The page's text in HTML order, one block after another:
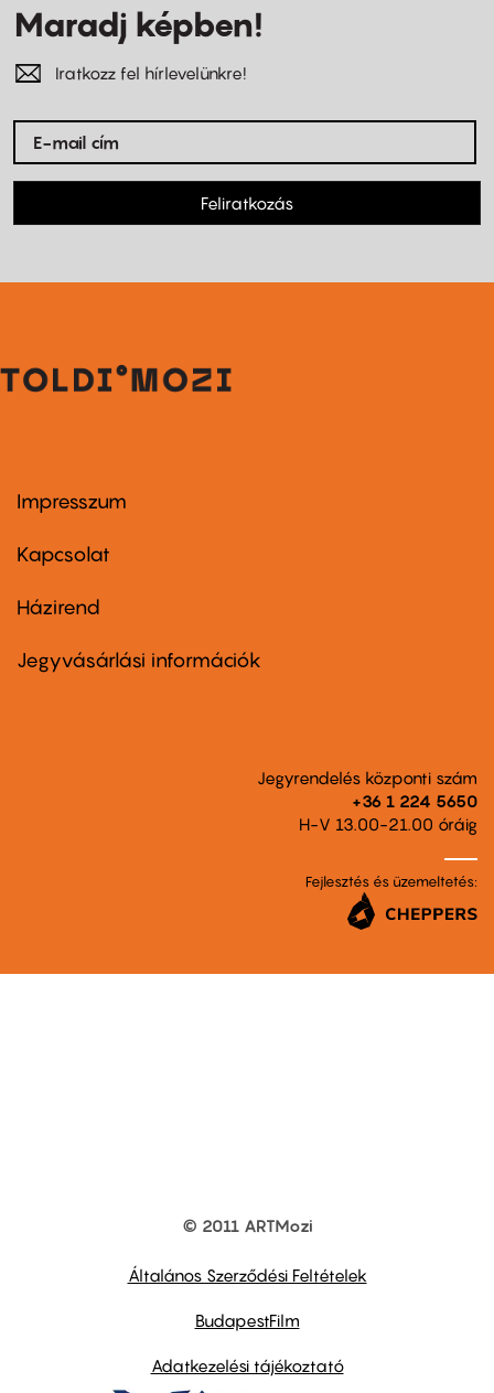
Maradj képben!
Iratkozz fel hírlevelünkre!
Feliratkozás
Footer
first
Impresszum
Kapcsolat
Footer
second
Házirend
Jegyvásárlási információk
Jegyrendelés központi szám
+36 1 224 5650
H-V 13.00-21.00 óráig
Fejlesztés és üzemeltetés:
© 2011 ARTMozi
Általános Szerződési Feltételek
BudapestFilm
Adatkezelési tájékoztató